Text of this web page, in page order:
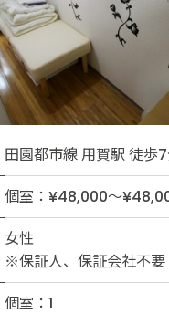
田園都市線 用賀駅 徒歩
個室：¥48,000～
女性
※保証人、保証会社不要
個室：1